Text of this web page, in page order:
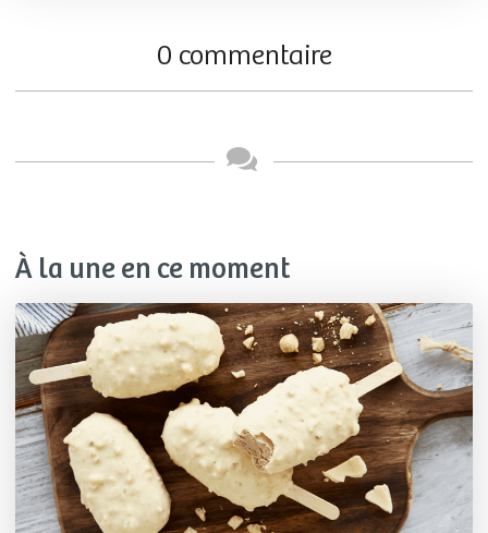
0 commentaire
À la une en ce moment